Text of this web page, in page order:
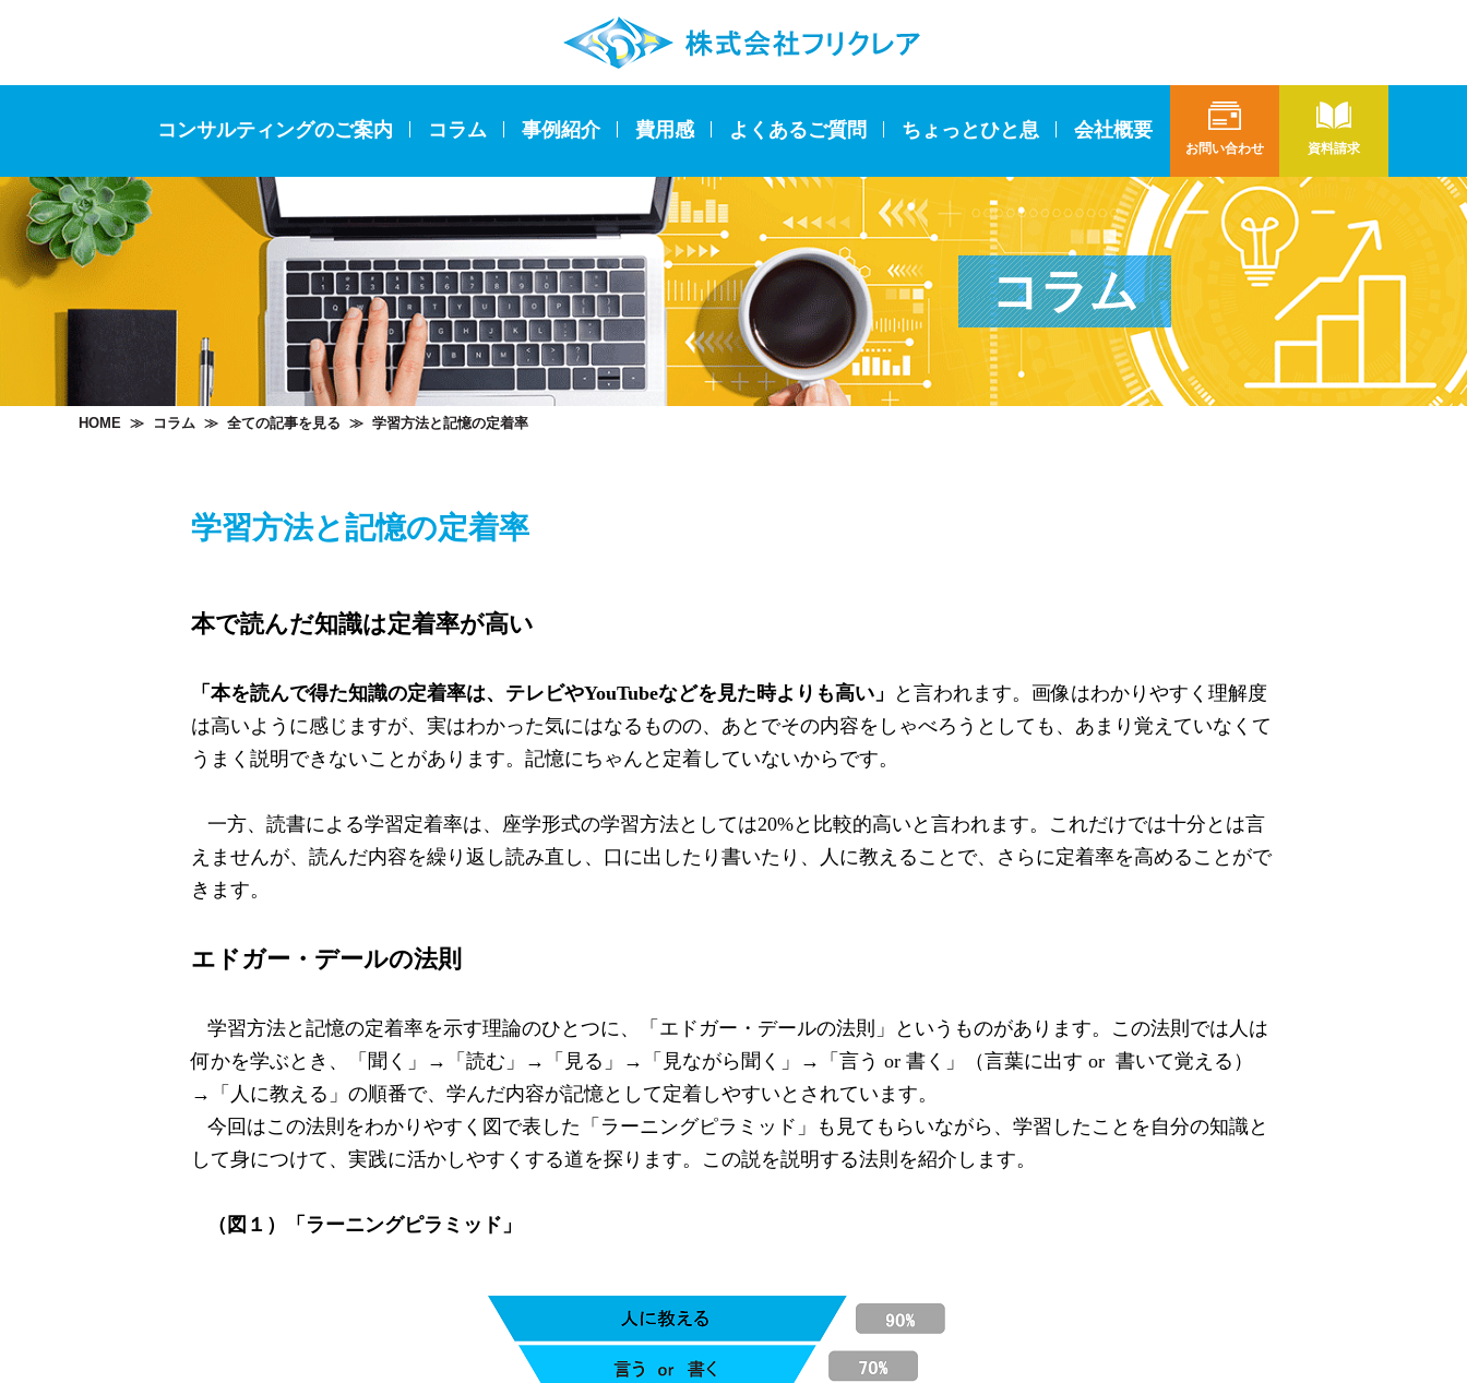
お問い合わせ 資料請求
コンサルティングのご案内 コラム 事例紹介 費用感 よくあるご質問 ちょっとひと息 会社概要
コラム
HOME ≫ コラム ≫ 全ての記事を見る ≫ 学習方法と記憶の定着率
学習方法と記憶の定着率
本で読んだ知識は定着率が高い
「本を読んで得た知識の定着率は、テレビやYouTubeなどを見た時よりも高い」
と言われます。画像はわかりやすく理解度
は高いように感じますが、実はわかった気にはなるものの、あとでその内容をしゃべろうとしても、あまり覚えていなくて
うまく説明できないことがあります。記憶にちゃんと定着していないからです。
一方、読書による学習定着率は、座学形式の学習方法としては20%と比較的高いと言われます。これだけでは十分とは言
えませんが、読んだ内容を繰り返し読み直し、口に出したり書いたり、人に教えることで、さらに定着率を高めることがで
きます。
エドガー・デールの法則
学習方法と記憶の定着率を示す理論のひとつに、「エドガー・デールの法則」というものがあります。この法則では人は
何かを学ぶとき、「聞く」→「読む」→「見る」→「見ながら聞く」→「言う or 書く」（言葉に出す or 書いて覚える）
→「人に教える」の順番で、学んだ内容が記憶として定着しやすいとされています。
今回はこの法則をわかりやすく図で表した「ラーニングピラミッド」も見てもらいながら、 学習したことを自分の知識と
して身につけて、実践に活かしやすくする道を探ります。この説を説明する法則を紹介します。
（図１）「ラーニングピラミッド」